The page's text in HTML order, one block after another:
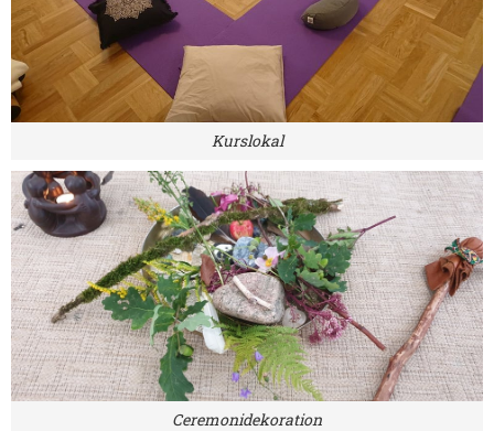
Kurslokal
Ceremonidekoration